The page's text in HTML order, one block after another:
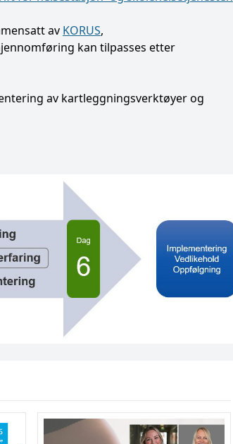
av KORUS,
kan tilpasses etter
av kartleggningsverktøyer og
Tidlig innsats som strategisk grep
Gå til Fremtiden formes i magen